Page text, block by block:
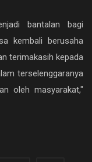
bantalan bagi
kembali berusaha
terimakasih kepada
terselenggaranya
oleh masyarakat,"